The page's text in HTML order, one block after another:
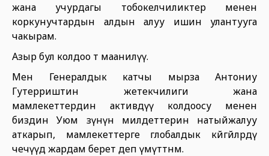
жана учурдагы тобокелчиликтер менен
коркунучтардын алдын алуу ишин улантууга
чакырам.
Азыр бул колдоо өтө маанилүү.
Мен Генералдык катчы мырза Антониу
Гутерриштин жетекчилиги жана
мамлекеттердин активдүү колдоосу менен
биздин Уюм өзүнүн милдеттерин натыйжалуу
аткарып, мамлекеттерге глобалдык көйгөйлөрдү
чечүүдө жардам берет деп үмүттөнөм.